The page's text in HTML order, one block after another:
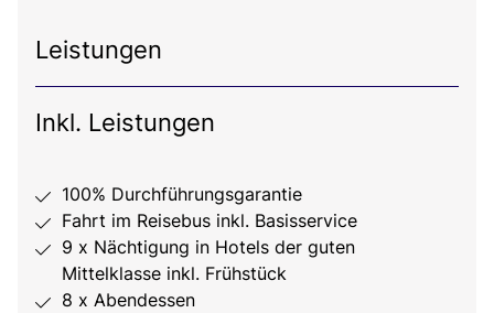
Leistungen
Inkl. Leistungen
100% Durchführungsgarantie
Fahrt im Reisebus inkl. Basisservice
9 x Nächtigung in Hotels der guten
Mittelklasse inkl. Frühstück
8 x Abendessen